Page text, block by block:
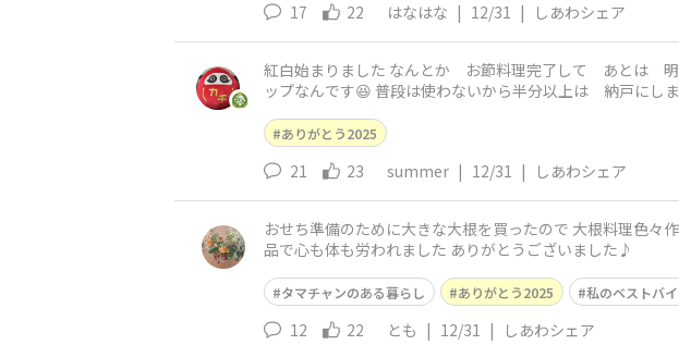
17 22 はなはな | 12/31 | しあわシェア
紅白始まりました なんとか お節料理完了して あとは 明日の朝仕上げるもの数点です 19人が集まるとなると 大変なのが お皿やお椀、コ
ップなんです😆 普段は使わないから半分以上は 納戸にしまってる
ありがとう2025
21 23 summer | 12/31 | しあわシェア
おせち準備のために大きな大根を買ったので 大根料理色々作って
品で心も体も労われました ありがとうございました♪
タマチャンのある暮らし ありがとう2025 私のベストバ
12 22 とも | 12/31 | しあわシェア